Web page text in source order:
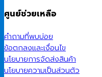
ศูนย์ช่วยเหลือ
คำถามที่พบบ่อย
ข้อตกลงและเงื่อนไข
นโยบายการจัดส่งสินค้า
นโยบายความเป็นส่วนตัว